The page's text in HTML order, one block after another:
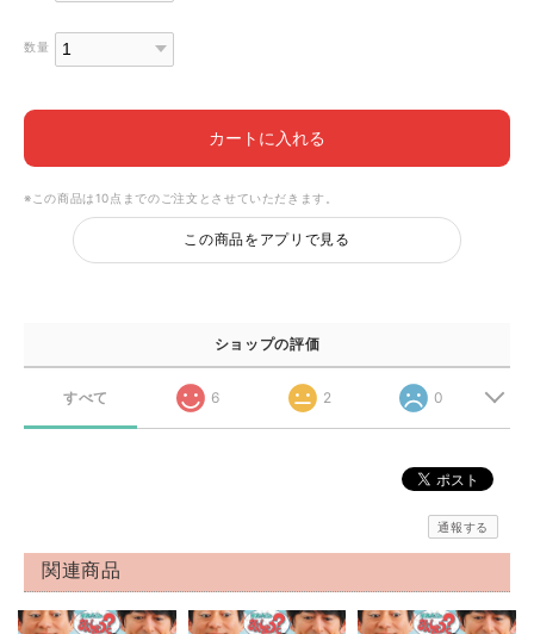
数量
カートに入れる
※この商品は10点までのご注文とさせていただきます。
この商品をアプリで見る
ショップの評価
すべて 6 2 0
通報する
関連商品